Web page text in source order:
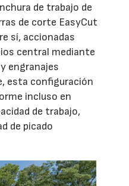
de trabajo de
de corte EasyCut
sí, accionadas
central mediante
engranajes
esta configuración
incluso en
de trabajo,
de picado